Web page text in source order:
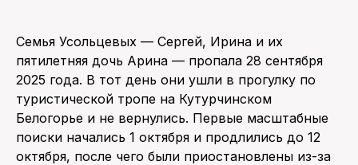
Семья Усольцевых — Сергей, Ирина и их
пятилетняя дочь Арина — пропала 28 сентября
2025 года. В тот день они ушли в прогулку по
туристической тропе на Кутурчинском
Белогорье и не вернулись. Первые масштабные
поиски начались 1 октября и продлились до 12
октября, после чего были приостановлены из-за